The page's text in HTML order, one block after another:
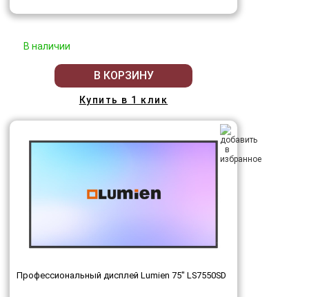
В наличии
В КОРЗИНУ
Купить в 1 клик
Профессиональный дисплей Lumien 75" LS7550SD